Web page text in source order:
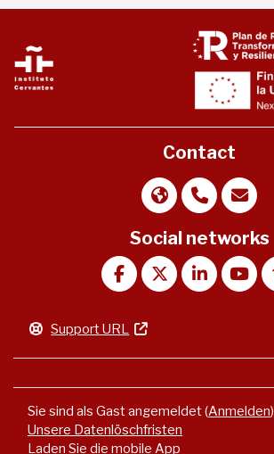
Contact
Social networks
Support URL
Sie sind als Gast angemeldet (Anmelden)
Unsere Datenlöschfristen
Laden Sie die mobile App